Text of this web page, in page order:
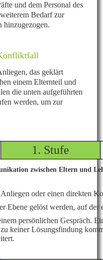
und dem Personal des
Bedarf zur
hinzugezogen.
das geklärt
einem Elternteil und
die unten aufgeführten
werden, um zur
1. Stufe
zwischen Eltern und
oder einen direkten
Ebene gelöst werden, auf der
persönlichen Gespräch.
keiner Lösungsfindung